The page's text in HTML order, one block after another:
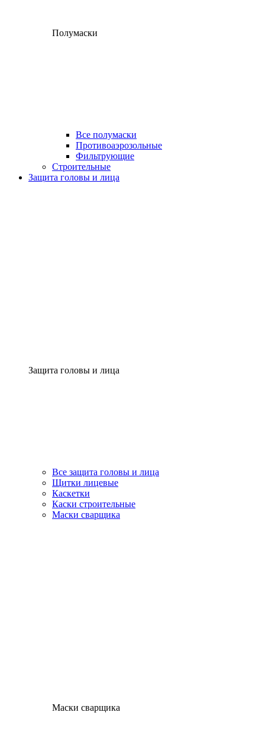
Полумаски
Все полумаски
Противоаэрозольные
Фильтрующие
Строительные
Защита головы и лица
Защита головы и лица
Все защита головы и лица
Щитки лицевые
Каскетки
Каски строительные
Маски сварщика
Маски сварщика